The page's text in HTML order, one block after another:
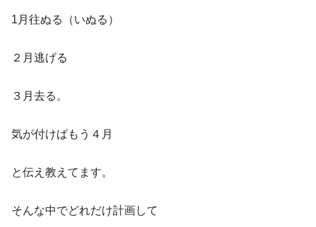
1月往ぬる（いぬる）
２月逃げる
３月去る。
気が付けばもう４月
と伝え教えてます。
そんな中でどれだけ計画して